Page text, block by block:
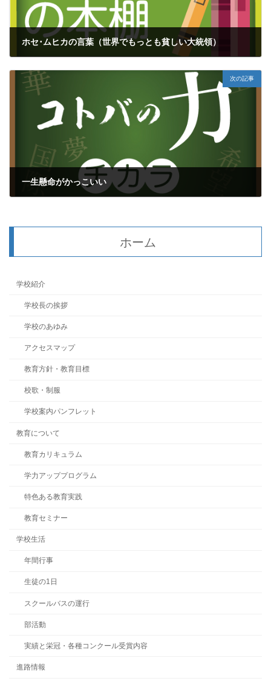
ホセ･ムヒカの言葉（世界でもっとも貧しい大統領）
次の記事
一生懸命がかっこいい
ホーム
学校紹介
学校長の挨拶
学校のあゆみ
アクセスマップ
教育方針・教育目標
校歌・制服
学校案内パンフレット
教育について
教育カリキュラム
学力アッププログラム
特色ある教育実践
教育セミナー
学校生活
年間行事
生徒の1日
スクールバスの運行
部活動
実績と栄冠・各種コンクール受賞内容
進路情報